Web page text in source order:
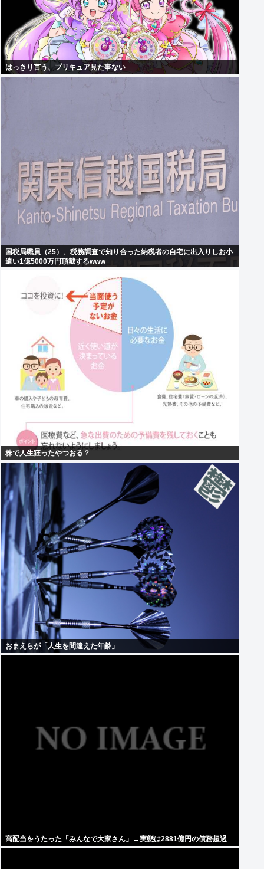
はっきり言う、プリキュア見た事ない
国税局職員（25）、税務調査で知り合った納税者の自宅に出入りしお小
遣い1億5000万円頂戴するwww
株で人生狂ったやつおる？
おまえらが「人生を間違えた年齢」
高配当をうたった「みんなで大家さん」→実態は2881億円の債務超過